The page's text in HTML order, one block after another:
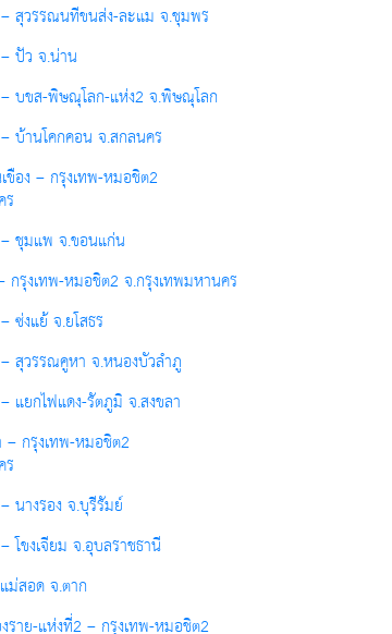
สุวรรณนทีขนส่ง-ละแม จ.ชุมพร
ปัว จ.น่าน
บขส-พิษณุโลก-แห่ง2 จ.พิษณุโลก
บ้านโคกคอน จ.สกลนคร
อง – กรุงเทพ-หมอชิต2
ชุมแพ จ.ขอนแก่น
กรุงเทพ-หมอชิต2 จ.กรุงเทพมหานคร
ซ่งแย้ จ.ยโสธร
สุวรรณคูหา จ.หนองบัวลำภู
แยกไฟแดง-รัตภูมิ จ.สงขลา
– กรุงเทพ-หมอชิต2
นางรอง จ.บุรีรัมย์
โขงเจียม จ.อุบลราชธานี
ม่สอด จ.ตาก
ราย-แห่งที่2 – กรุงเทพ-หมอชิต2